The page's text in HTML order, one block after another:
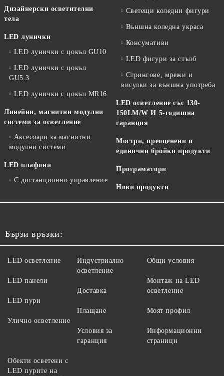
Дизайнерски осветителни
тела
LED лунички
LED лунички с цокъл GU10
LED лунички с цокъл
GU5.3
LED лунички с цокъл MR16
Линейни, магнитни модулни
системи за осветление
Аксесоари за магнитни
модулни системи
LED плафони
С дистанционно управление
Светещи коледни фигури
Външна коледна украса
Консумативи
LED фигури за стълб
Стрингове, мрежи и
висулки за външна употреба
LED осветление със 130-
150LM/W И 5-годишна
гаранция
Мостри, преоценени и
единични бройки продукти
Програматори
Нови продукти
Бързи връзки:
LED осветление
LED панели
LED пури
Улично осветление
Индустриално
осветление
Доставка
Плащане
Условия за
гаранция
Общи условия
Монтаж на LED
осветление
Моят профил
Информационни
страници
Обекти осветени с
LED пурите на